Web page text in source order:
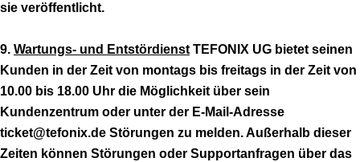
sie veröffentlicht.
9. Wartungs- und Entstördienst TEFONIX UG bietet seinen
Kunden in der Zeit von montags bis freitags in der Zeit von
10.00 bis 18.00 Uhr die Möglichkeit über sein
Kundenzentrum oder unter der E-Mail-Adresse
ticket@tefonix.de Störungen zu melden. Außerhalb dieser
Zeiten können Störungen oder Supportanfragen über das